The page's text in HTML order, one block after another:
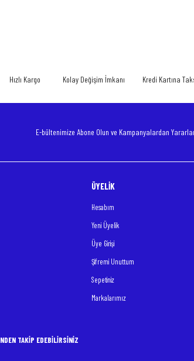
bulunuyor.
daha pahalı.
Hızlı Kargo Kolay Değişim İmkanı Kredi Kartına
E-bültenimize Abone Olun ve Kampanyalardan
ÜYELİK
Hesabım
Yeni Üyelik
Üye Girişi
Şifremi Unuttum
Sepetiniz
Markalarımız
TAKİP EDEBİLİRSİNİZ